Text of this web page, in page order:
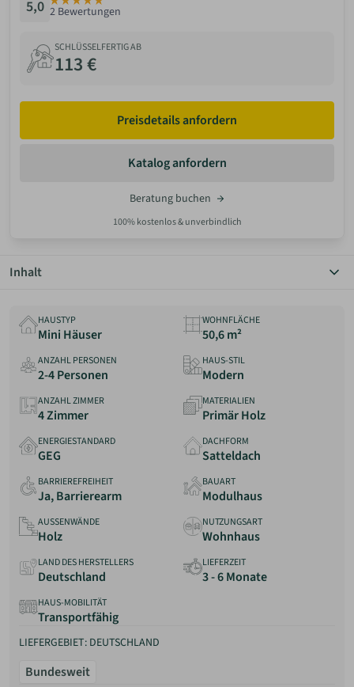
5,0 2 Bewertungen
SCHLÜSSELFERTIG AB
113 €
Preisdetails anfordern
Katalog anfordern
Beratung buchen
100% kostenlos & unverbindlich
Inhalt
Grundriss
Details
Anbieter
Erfahrungen
HAUSTYP
Mini Häuser
WOHNFLÄCHE
50,6 m²
ANZAHL PERSONEN
2-4 Personen
HAUS-STIL
Modern
ANZAHL ZIMMER
4 Zimmer
MATERIALIEN
Primär Holz
ENERGIESTANDARD
GEG
DACHFORM
Satteldach
BARRIEREFREIHEIT
Ja, Barrierearm
BAUART
Modulhaus
AUSSENWÄNDE
Holz
NUTZUNGSART
Wohnhaus
LAND DES HERSTELLERS
Deutschland
LIEFERZEIT
3 - 6 Monate
HAUS-MOBILITÄT
Transportfähig
LIEFERGEBIET: DEUTSCHLAND
Bundesweit